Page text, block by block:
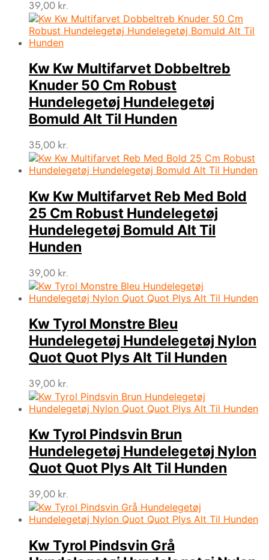
39,00 kr.
Kw Kw Multifarvet Dobbeltreb
Knuder 50 Cm Robust
Hundelegetøj Hundelegetøj
Bomuld Alt Til Hunden
35,00 kr.
Kw Kw Multifarvet Reb Med Bold
25 Cm Robust Hundelegetøj
Hundelegetøj Bomuld Alt Til
Hunden
39,00 kr.
Kw Tyrol Monstre Bleu
Hundelegetøj Hundelegetøj Nylon
Quot Quot Plys Alt Til Hunden
39,00 kr.
Kw Tyrol Pindsvin Brun
Hundelegetøj Hundelegetøj Nylon
Quot Quot Plys Alt Til Hunden
39,00 kr.
Kw Tyrol Pindsvin Grå